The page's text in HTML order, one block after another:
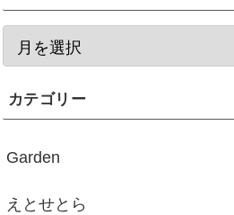
カテゴリー
Garden
えとせとら